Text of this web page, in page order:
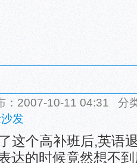
：2007-10-11 04:31 分
发
这个高补班后,英语
达的时候竟然想不